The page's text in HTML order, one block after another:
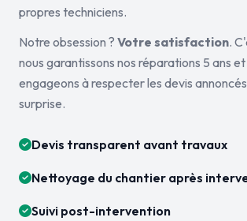
propres techniciens.
Notre obsession ? Votre satisfaction.
nous garantissons nos réparations 5 ans et
engageons à respecter les devis
surprise.
Devis transparent avant travaux
Nettoyage du chantier après
Suivi post-intervention